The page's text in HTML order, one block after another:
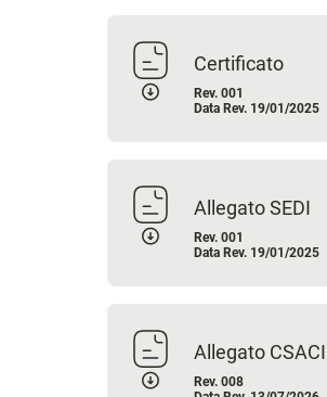
Certificato
Rev. 001
Data Rev. 19/01/2025
Allegato SEDI
Rev. 001
Data Rev. 19/01/2025
Allegato CSACI
Rev. 008